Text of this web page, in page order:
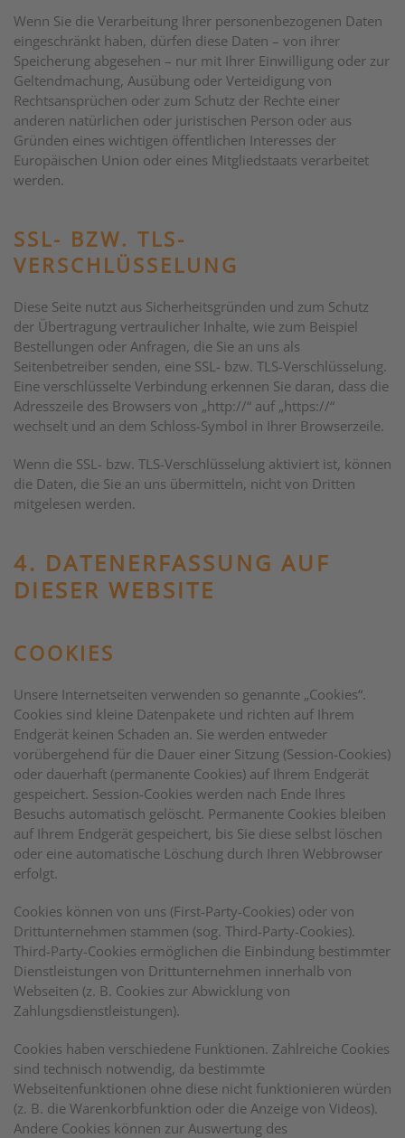
Wenn Sie die Verarbeitung Ihrer personenbezogenen Daten
eingeschränkt haben, dürfen diese Daten – von ihrer
Speicherung abgesehen – nur mit Ihrer Einwilligung oder zur
Geltendmachung, Ausübung oder Verteidigung von
Rechtsansprüchen oder zum Schutz der Rechte einer
anderen natürlichen oder juristischen Person oder aus
Gründen eines wichtigen öffentlichen Interesses der
Europäischen Union oder eines Mitgliedstaats verarbeitet
werden.
SSL- BZW. TLS-
VERSCHLÜSSELUNG
Diese Seite nutzt aus Sicherheitsgründen und zum Schutz
der Übertragung vertraulicher Inhalte, wie zum Beispiel
Bestellungen oder Anfragen, die Sie an uns als
Seitenbetreiber senden, eine SSL- bzw. TLS-Verschlüsselung.
Eine verschlüsselte Verbindung erkennen Sie daran, dass die
Adresszeile des Browsers von „http://“ auf „https://“
wechselt und an dem Schloss-Symbol in Ihrer Browserzeile.
Wenn die SSL- bzw. TLS-Verschlüsselung aktiviert ist, können
die Daten, die Sie an uns übermitteln, nicht von Dritten
mitgelesen werden.
4. DATENERFASSUNG AUF
DIESER WEBSITE
COOKIES
Unsere Internetseiten verwenden so genannte „Cookies“.
Cookies sind kleine Datenpakete und richten auf Ihrem
Endgerät keinen Schaden an. Sie werden entweder
vorübergehend für die Dauer einer Sitzung (Session-Cookies)
oder dauerhaft (permanente Cookies) auf Ihrem Endgerät
gespeichert. Session-Cookies werden nach Ende Ihres
Besuchs automatisch gelöscht. Permanente Cookies bleiben
auf Ihrem Endgerät gespeichert, bis Sie diese selbst löschen
oder eine automatische Löschung durch Ihren Webbrowser
erfolgt.
Cookies können von uns (First-Party-Cookies) oder von
Drittunternehmen stammen (sog. Third-Party-Cookies).
Third-Party-Cookies ermöglichen die Einbindung bestimmter
Dienstleistungen von Drittunternehmen innerhalb von
Webseiten (z. B. Cookies zur Abwicklung von
Zahlungsdienstleistungen).
Cookies haben verschiedene Funktionen. Zahlreiche Cookies
sind technisch notwendig, da bestimmte
Webseitenfunktionen ohne diese nicht funktionieren würden
(z. B. die Warenkorbfunktion oder die Anzeige von Videos).
Andere Cookies können zur Auswertung des